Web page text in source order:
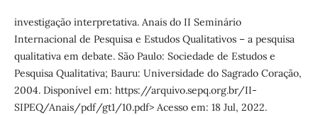
investigação interpretativa. Anais do II Seminário
Internacional de Pesquisa e Estudos Qualitativos – a pesquisa
qualitativa em debate. São Paulo: Sociedade de Estudos e
Pesquisa Qualitativa; Bauru: Universidade do Sagrado Coração,
2004. Disponível em: https://arquivo.sepq.org.br/II-
SIPEQ/Anais/pdf/gt1/10.pdf> Acesso em: 18 Jul, 2022.